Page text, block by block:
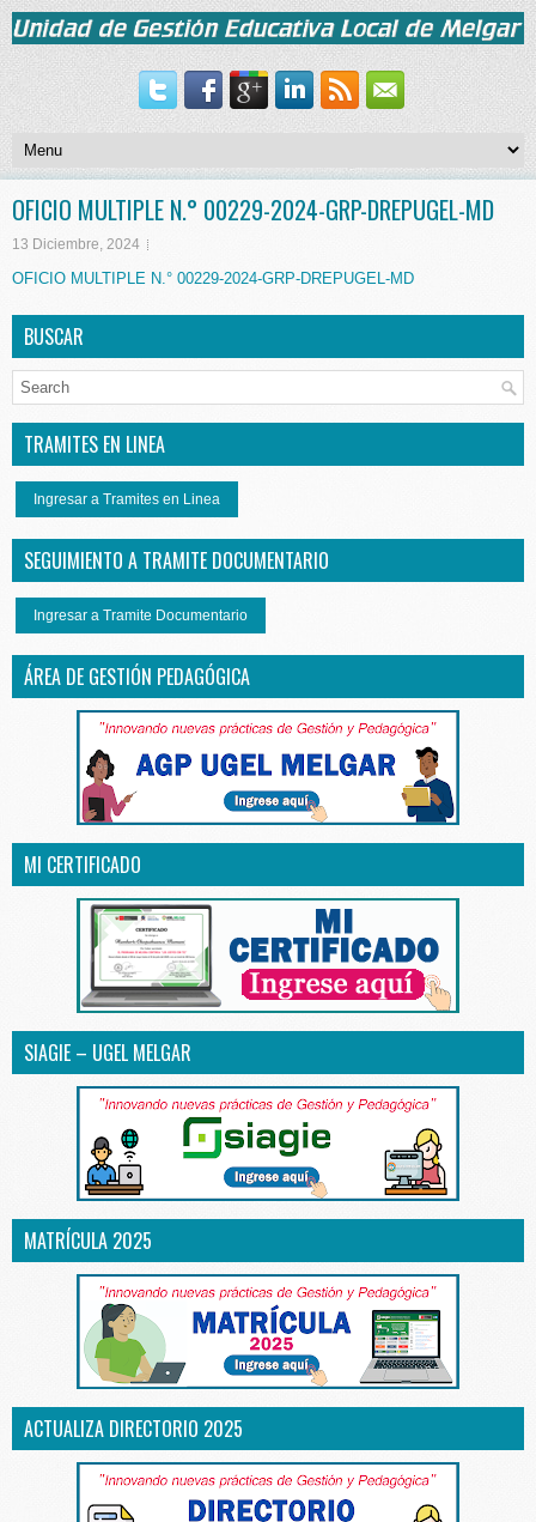
OFICIO MULTIPLE N.° 00229-2024-GRP-DREPUGEL-MD
13 Diciembre, 2024
OFICIO MULTIPLE N.° 00229-2024-GRP-DREPUGEL-MD
BUSCAR
TRAMITES EN LINEA
Ingresar a Tramites en Linea
SEGUIMIENTO A TRAMITE DOCUMENTARIO
Ingresar a Tramite Documentario
ÁREA DE GESTIÓN PEDAGÓGICA
MI CERTIFICADO
SIAGIE – UGEL MELGAR
MATRÍCULA 2025
ACTUALIZA DIRECTORIO 2025